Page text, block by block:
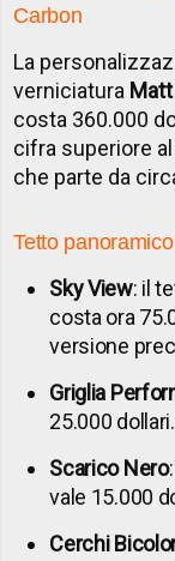
Carbon
La
verniciatura
costa 360.000
cifra superiore
che parte da
Tetto
Sky View: il
costa ora
versione
Griglia
25.000 dollari.
Scarico Nero
vale 15.000
Cerchi